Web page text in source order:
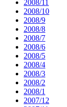
2008/11
2008/10
2008/9
2008/8
2008/7
2008/6
2008/5
2008/4
2008/3
2008/2
2008/1
2007/12